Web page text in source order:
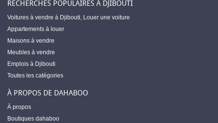
RECHERCHES POPULAIRES À DJIBOUTI
Voitures à vendre à Djibouti, Louer une voiture
Appartements à louer
Maisons à vendre
Meubles à vendre
Emplois à Djibouti
Toutes les catégories
À PROPOS DE DAHABOO
À propos
Boutiques dahaboo